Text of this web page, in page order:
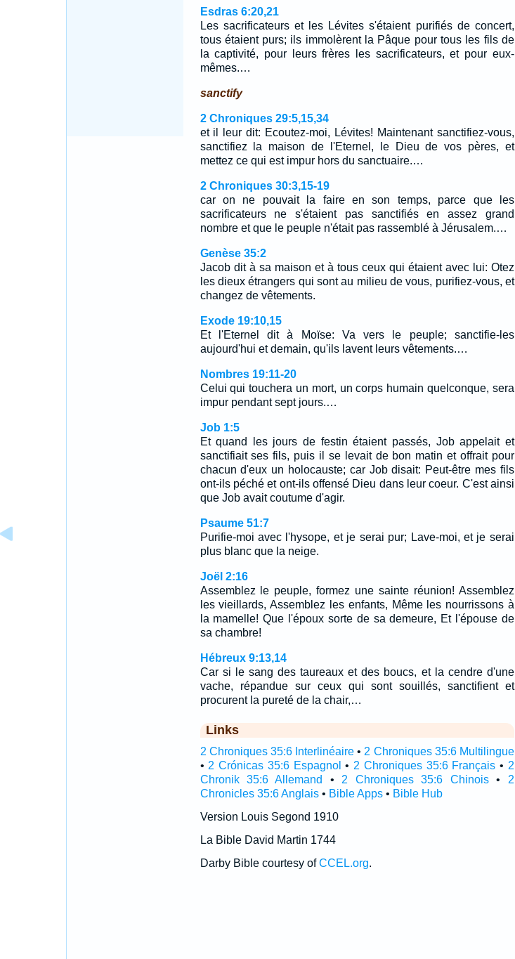
Esdras 6:20,21
Les sacrificateurs et les Lévites s'étaient purifiés de concert,
tous étaient purs; ils immolèrent la Pâque pour tous les fils de
la captivité, pour leurs frères les sacrificateurs, et pour eux-
mêmes.…
sanctify
2 Chroniques 29:5,15,34
et il leur dit: Ecoutez-moi, Lévites! Maintenant sanctifiez-vous,
sanctifiez la maison de l'Eternel, le Dieu de vos pères, et
mettez ce qui est impur hors du sanctuaire.…
2 Chroniques 30:3,15-19
car on ne pouvait la faire en son temps, parce que les
sacrificateurs ne s'étaient pas sanctifiés en assez grand
nombre et que le peuple n'était pas rassemblé à Jérusalem.…
Genèse 35:2
Jacob dit à sa maison et à tous ceux qui étaient avec lui: Otez
les dieux étrangers qui sont au milieu de vous, purifiez-vous, et
changez de vêtements.
Exode 19:10,15
Et l'Eternel dit à Moïse: Va vers le peuple; sanctifie-les
aujourd'hui et demain, qu'ils lavent leurs vêtements.…
Nombres 19:11-20
Celui qui touchera un mort, un corps humain quelconque, sera
impur pendant sept jours.…
Job 1:5
Et quand les jours de festin étaient passés, Job appelait et
sanctifiait ses fils, puis il se levait de bon matin et offrait pour
chacun d'eux un holocauste; car Job disait: Peut-être mes fils
ont-ils péché et ont-ils offensé Dieu dans leur coeur. C'est ainsi
que Job avait coutume d'agir.
Psaume 51:7
Purifie-moi avec l'hysope, et je serai pur; Lave-moi, et je serai
plus blanc que la neige.
Joël 2:16
Assemblez le peuple, formez une sainte réunion! Assemblez
les vieillards, Assemblez les enfants, Même les nourrissons à
la mamelle! Que l'époux sorte de sa demeure, Et l'épouse de
sa chambre!
Hébreux 9:13,14
Car si le sang des taureaux et des boucs, et la cendre d'une
vache, répandue sur ceux qui sont souillés, sanctifient et
procurent la pureté de la chair,…
Links
2 Chroniques 35:6 Interlinéaire • 2 Chroniques 35:6 Multilingue
• 2 Crónicas 35:6 Espagnol • 2 Chroniques 35:6 Français • 2
Chronik 35:6 Allemand
• 2 Chroniques 35:6 Chinois• 2
Chronicles 35:6 Anglais• Bible Apps• Bible Hub
Version Louis Segond 1910
La Bible David Martin 1744
Darby Bible courtesy ofCCEL.org.